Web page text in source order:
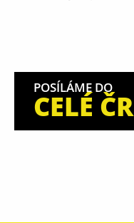
POSÍLÁME DO
CELÉ ČR